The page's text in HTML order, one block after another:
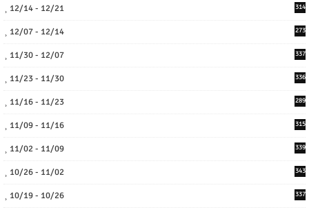
12/14 - 12/21 314
12/07 - 12/14 273
11/30 - 12/07 337
11/23 - 11/30 336
11/16 - 11/23 289
11/09 - 11/16 315
11/02 - 11/09 339
10/26 - 11/02 343
10/19 - 10/26 337